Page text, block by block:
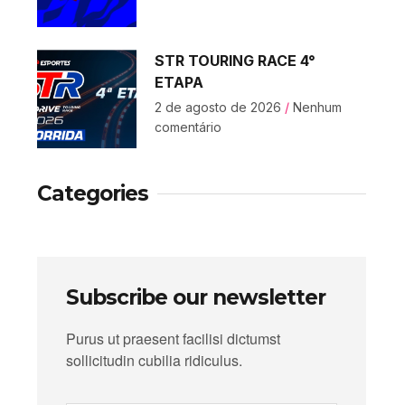
STR TOURING RACE 4°
ETAPA
2 de agosto de 2026 Nenhum
comentário
Categories
Subscribe our newsletter
Purus ut praesent facilisi dictumst
sollicitudin cubilia ridiculus.